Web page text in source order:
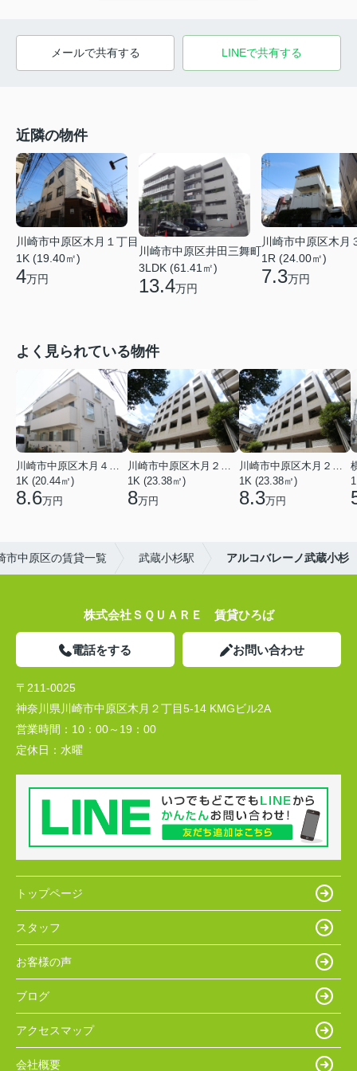
メールで共有する LINEで共有する
近隣の物件
川崎市中原区木月１丁目
1K (19.40㎡)
4万円
川崎市中原区井田三舞町
3LDK (61.41㎡)
13.4万円
川崎市中原区木月
1R (24.00㎡)
7.3万円
よく見られている物件
川崎市中原区木月４丁目
1K (20.44㎡)
8.6万円
川崎市中原区木月２丁目
1K (23.38㎡)
8万円
川崎市中原区木月２丁目
1K (23.38㎡)
8.3万円
市中原区の賃貸一覧 武蔵小杉駅 アルコバレーノ武蔵小杉
株式会社ＳＱＵＡＲＥ 賃貸ひろば
電話をする お問い合わせ
〒211-0025
神奈川県川崎市中原区木月２丁目5-14 KMGビル2A
営業時間： 10：00～19：00
定休日： 水曜
トップページ
スタッフ
お客様の声
ブログ
アクセスマップ
会社概要